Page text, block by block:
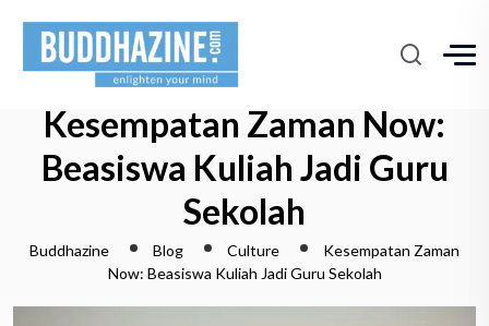
Kesempatan Zaman Now:
Beasiswa Kuliah Jadi Guru
Sekolah
Buddhazine Blog Culture
Kesempatan Zaman
Now: Beasiswa Kuliah Jadi Guru Sekolah